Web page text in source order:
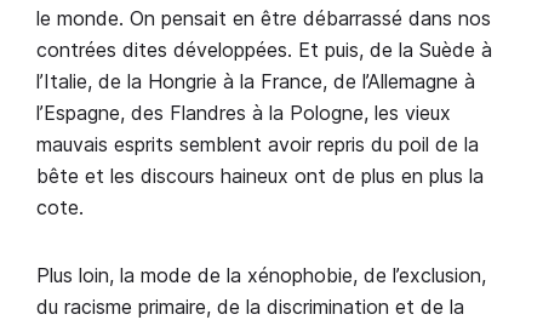
le monde. On pensait en être débarrassé dans nos
contrées dites développées. Et puis, de la Suède à
l’Italie, de la Hongrie à la France, de l’Allemagne à
l’Espagne, des Flandres à la Pologne, les vieux
mauvais esprits semblent avoir repris du poil de la
bête et les discours haineux ont de plus en plus la
cote.
Plus loin, la mode de la xénophobie, de l’exclusion,
du racisme primaire, de la discrimination et de la